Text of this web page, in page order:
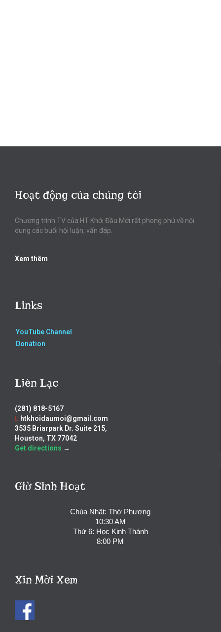
Hoạt động của chúng tôi
Chương trình TV của HT Khởi Đầu Mới rất phong phú về nội
dung các buổi hội luận, vấn đáp.
Xem thêm
Links
YouTube Channel
Donation
Liên Lạc
(281) 818-5167
htkhoidaumoi@gmail.com
3535 Briarpark Dr. Suite 215,
Houston, TX 77042
Get directions →
Giờ Sinh Hoạt
Chúa Nhật: Thờ Phượng
10:30 AM
Thứ 6: Học Kinh Thánh
8:00 PM
Xin Mời Xem